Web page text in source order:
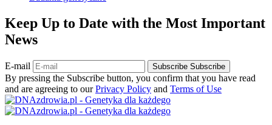
Keep Up to Date with the Most Important
News
E-mail Subscribe Subscribe
By pressing the Subscribe button, you confirm that you have read
and are agreeing to ourPrivacy Policy and Terms of Use